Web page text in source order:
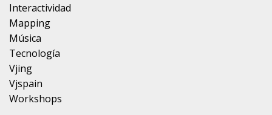
Interactividad
Mapping
Música
Tecnología
Vjing
Vjspain
Workshops